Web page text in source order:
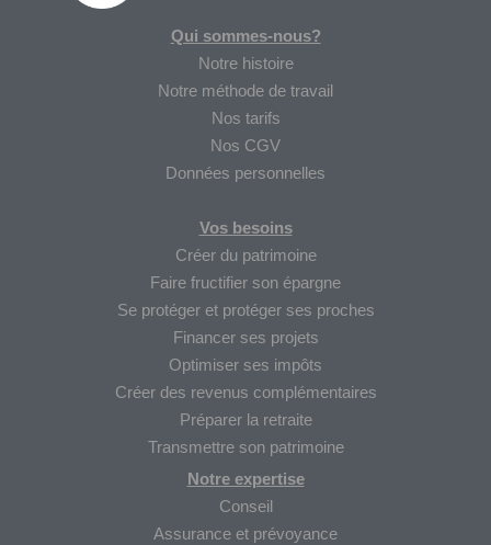
Qui sommes-nous?
Notre histoire
Notre méthode de travail
Nos tarifs
Nos CGV
Données personnelles
Vos besoins
Créer du patrimoine
Faire fructifier son épargne
Se protéger et protéger ses proches
Financer ses projets
Optimiser ses impôts
Créer des revenus complémentaires
Préparer la retraite
Transmettre son patrimoine
Notre expertise
Conseil
Assurance et prévoyance